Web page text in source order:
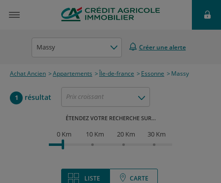
Massy Créer une alerte
Achat Ancien Appartements Île-de-france Essonne Massy
1 résultat Prix croissant
ÉTENDEZ VOTRE RECHERCHE SUR...
0 Km 10 Km 20 Km 30 Km
LISTE CARTE